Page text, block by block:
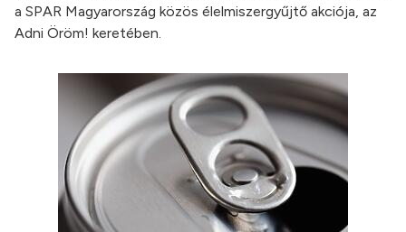
a SPAR Magyarország közös élelmiszergyűjtő akciója, az
Adni Öröm! keretében.